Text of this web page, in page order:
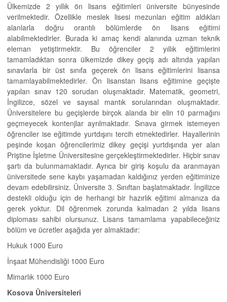
Ülkemizde 2 yıllık ön lisans eğitimleri üniversite bünyesinde
verilmektedir. Özellikle meslek lisesi mezunları eğitim aldıkları
alanlarla doğru orantılı bölümlerde ön lisans eğitimi
alabilmektedirler. Burada ki amaç kendi alanında uzman teknik
eleman yetiştirmektir. Bu öğrenciler 2 yıllık eğitimlerini
tamamladıktan sonra ülkemizde dikey geçiş adı altında yapılan
sınavlarla bir üst sınıfa geçerek ön lisans eğitimlerini lisansa
tamamlayabilmektedirler. Ön lisanstan lisans eğitimine geçişte
yapılan sınav 120 sorudan oluşmaktadır. Matematik, geometri,
İngilizce, sözel ve sayısal mantık sorularından oluşmaktadır.
Üniversitelere bu geçişlerde birçok alanda bir elin 10 parmağını
geçmeyecek kontenjlar ayrılmaktadır. Sınava girmek istemeyen
öğrenciler ise eğitimde yurtdışını tercih etmektedirler. Hayallerinin
peşinde koşan öğrencilerimiz dikey geçişi yurtdışında yer alan
Priştine İşletme Üniversitesine gerçekleştirmektedirler. Hiçbir sınav
şartı da bulunmamaktadır. Ayrıca bir giriş koşulu da aranmayan
üniversitede sene kaybı yaşamadan kaldığınız yerden eğitiminize
devam edebilirsiniz. Üniversite 3. Sınıftan başlatmaktadır. İngilizce
destekli olduğu için de herhangi bir hazırlık eğitimi almanıza da
gerek yoktur. Dil öğrenmek zorunda kalmadan 2 yılda lisans
diploması sahibi olursunuz. Lisans tamamlama yapabileceğiniz
bölüm ve ücretler aşağıda yer almaktadır:
Hukuk 1000 Euro
İnşaat Mühendisliği 1000 Euro
Mimarlık 1000 Euro
Kosova Üniversiteleri